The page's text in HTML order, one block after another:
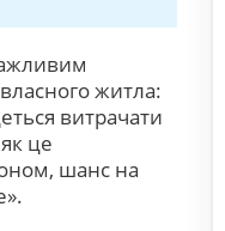
житла:
витрачати
це
шанс на